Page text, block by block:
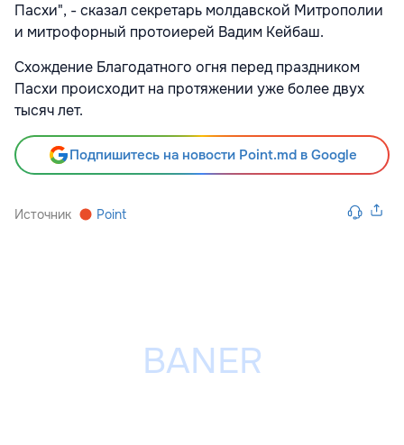
Пасхи", - сказал секретарь молдавской Митрополии
и митрофорный протоиерей Вадим Кейбаш.
Схождение Благодатного огня перед праздником
Пасхи происходит на протяжении уже более двух
тысяч лет.
Подпишитесь на новости Point.md в Google
Источник Point